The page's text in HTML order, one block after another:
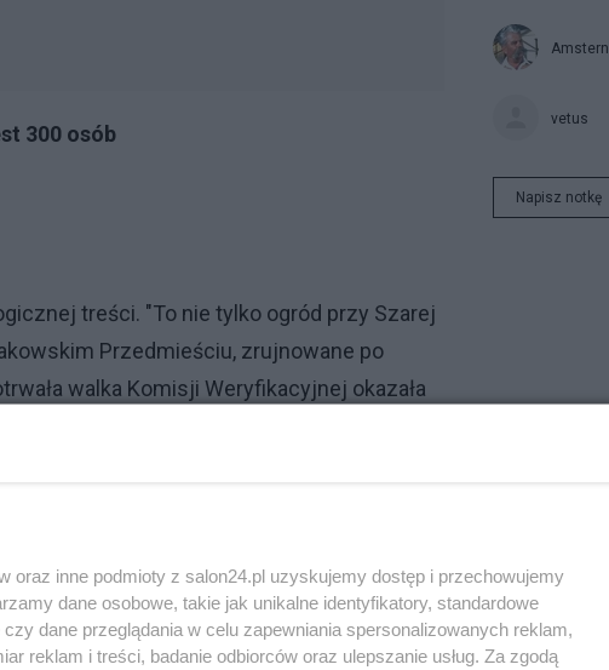
300 osób
treści. "To nie tylko ogród przy Szarej
Przedmieściu, zrujnowane po
walka Komisji Weryfikacyjnej okazała
Amstern
vetus
Napisz notkę
oraz inne podmioty z salon24.pl uzyskujemy dostęp i przechowujemy
dane osobowe, takie jak unikalne identyfikatory, standardowe
dane przeglądania w celu zapewniania spersonalizowanych reklam,
reklam i treści, badanie odbiorców oraz ulepszanie usług. Za zgodą